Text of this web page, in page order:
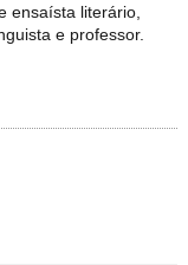
ensaísta literário,
e professor.